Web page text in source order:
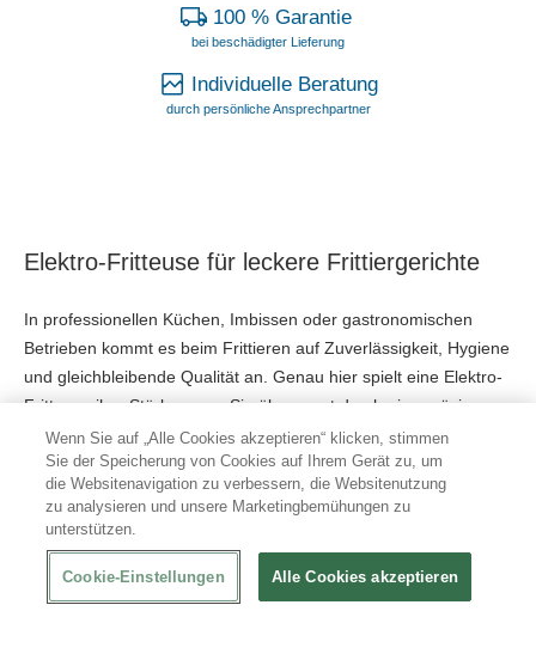
100 % Garantie
bei beschädigter Lieferung
Individuelle Beratung
durch persönliche Ansprechpartner
Elektro-Fritteuse für leckere Frittiergerichte
In professionellen Küchen, Imbissen oder gastronomischen
Betrieben kommt es beim Frittieren auf Zuverlässigkeit, Hygiene
und gleichbleibende Qualität an. Genau hier spielt eine Elektro-
Fritteuse ihre Stärken aus: Sie überzeugt durch eine präzise
Temperatursteuerung, robuste Verarbeitung und einen
reibungslosen Arbeitsablaufim täglichen Einsatz. Gefertigt
aus hochwertigem Edelstahl, sind diese Gerätelanglebig
besonders
und optisch ansprechend.
Zudem sind unsere Modelle für den professionellen
Gastronomiebereich konzipiert und erfüllen hohe Ansprüche an
Wenn Sie auf „Alle Cookies akzeptieren“ klicken, stimmen
Sie der Speicherung von Cookies auf Ihrem Gerät zu, um
die Websitenavigation zu verbessern, die Websitenutzung
zu analysieren und unsere Marketingbemühungen zu
unterstützen.
Cookie-Einstellungen Alle Cookies akzeptieren